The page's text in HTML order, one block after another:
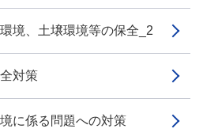
境、土壌環境等の保全_2
対策
に係る問題への対策